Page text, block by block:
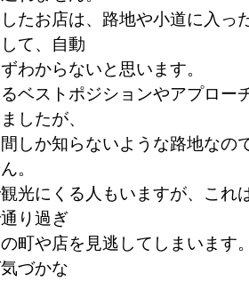
たお店は、路地や小道に入っ
て、自動
わからないと思います。
ベストポジションやアプロー
したが、
しか知らないような路地なの
。
光にくる人もいますが、これ
り過ぎ
町や店を見逃してしまいます
づかな